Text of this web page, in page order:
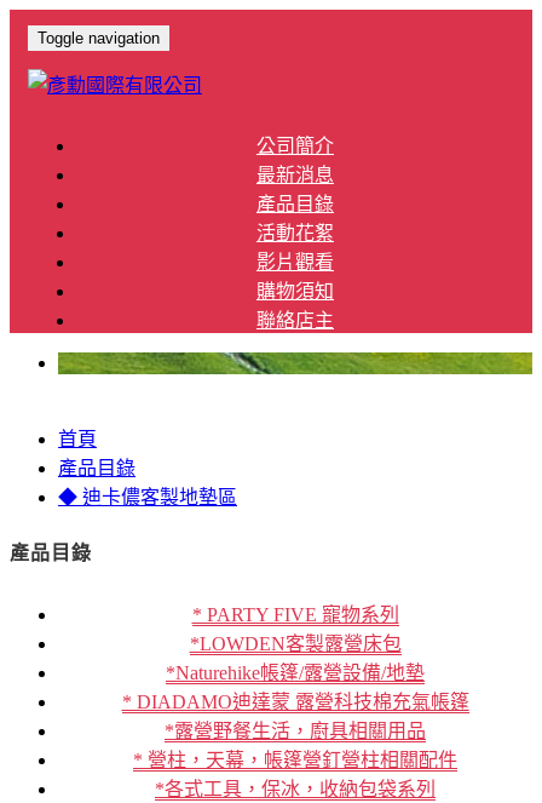
Toggle navigation
公司簡介
最新消息
產品目錄
活動花絮
影片觀看
購物須知
聯絡店主
首頁
產品目錄
◆ 迪卡儂客製地墊區
產品目錄
* PARTY FIVE 寵物系列
*LOWDEN客製露營床包
*Naturehike帳篷/露營設備/地墊
* DIADAMO迪達蒙 露營科技棉充氣帳篷
*露營野餐生活，廚具相關用品
* 營柱，天幕，帳篷營釘營柱相關配件
*各式工具，保冰，收納包袋系列